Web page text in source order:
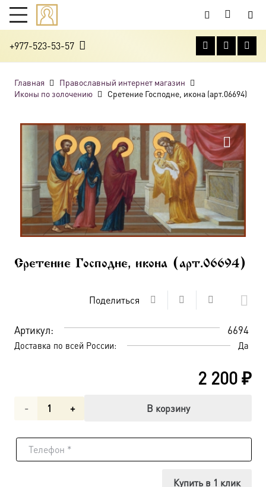
+977-523-53-57
Главная
Православный интернет магазин
Иконы по золочению
Сретение Господне, икона (арт.06694)
Сретение Господне, икона (арт.06694)
Поделиться
Артикул: 6694
Доставка по всей России: Да
2 200₽
Количество
Сретение
В корзину
Купить в 1 клик